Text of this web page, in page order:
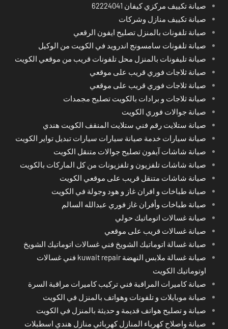
صيانة تكييف مركزي كيفان 62224041
صيانة تكييف منازل وشركات
صيانة تلفونات بالمنزل تصليح ايفون الرقعي
صيانة تلفونات سامسونج اندرويد في الكويت من الوكيل
صيانة تليفونات بالمنزل محل تلفونات قريب من موقعي الكويت
صيانة ثلاجات فوري قريب على موقعي
صيانة ثلاجات فوري قريب على موقعي
صيانة ثلاجات و برادات بالكويت تصليح مجمدات
صيانة جوالات فوري الكويت
صيانة ستلايت رقم فني ستلايت المنقف الكويت هندي
صيانة سيارات خدمة صيانة سيارات سيارات تبديل تواير الكويت
صيانة شاشات آيفون تصليح جوالات متنقل الكويت
صيانة شاشات تلفزيون و تلفزيونات من كل الماركات بالكويت
صيانة شاشات متنقل قريب على موقعي الكويت
صيانة طباخات و افران غاز و هود وجولة في الكويت
صيانة طباخات وأفران غاز فوري عبدالله السالم
صيانة غسالات اتوماتيك حولي
صيانة غسالات قريب على موقعي
صيانة غسالة اتوماتيك الشويخ فني غسالات اتوماتيك الشويخ
صيانة غسالة ملابس النهضة kuwait repair فني غسالات
اوتوماتيك الكويت
صيانة كاميرات المراقبة فني تركيب كاميرات مراقبة السرة
صيانة موبايلات و تلفونات وهواتف بالمنزل في الكويت
صيانة و تصليح هواتف قديمة و حديثة بالمنزل في الكويت
صيانة واصلاح كهرباء المنازل كهربائي منازل هندي اسطبلات